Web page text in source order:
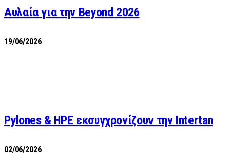
Αυλαία για την Beyond 2026
19/06/2026
Pylones & HPE εκσυγχρονίζουν την Intertan
02/06/2026